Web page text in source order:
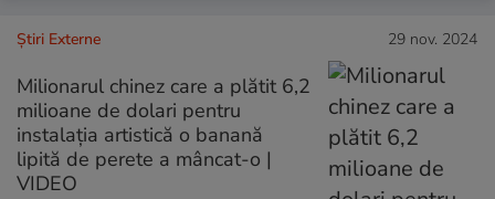
Știri Externe 29 nov. 2024
Milionarul chinez care a plătit 6,2
milioane de dolari pentru
instalația artistică o banană
lipită de perete a mâncat-o |
VIDEO